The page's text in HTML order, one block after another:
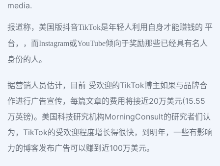
media.
报道称，美国版抖音TikTok是年轻人利用自身才能赚钱的 平
台，，而Instagram或YouTube倾向于奖励那些已经具有名人
身份的人。
据营销人员估计，目前 受欢迎的TikTok博主如果与品牌合
作进行广告宣传，每篇文章的费用将接近20万美元(15.55
万英镑)。美国科技研究机构MorningConsult的研究者们认
为，TikTok的受欢迎程度增长得很快，到明年，一些有影响
力的博客发布广告可以赚到近100万美元。